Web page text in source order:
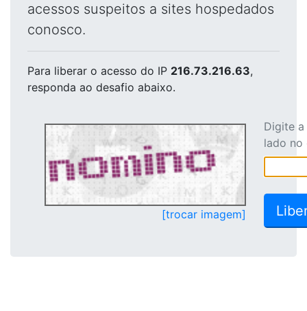
acessos suspeitos a sites hospedados
conosco.
Para liberar o acesso do IP 216.73.216.63,
responda ao desafio abaixo.
[trocar imagem]
Digite
lado no